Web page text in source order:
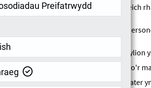
yn hapus i ddelio â thrydydd parti ar eich
anaml y rhoddir unrhyw wybodaeth
y gweinyddwr yn trosglwyddo
cysylltwch â chi i gael disgrifiad llawn o'r
oni bai eich bod wedi datgan bod y mater
Preifatrwydd